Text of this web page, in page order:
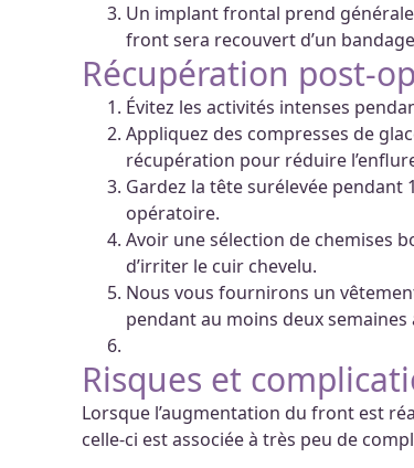
Un implant frontal prend
front sera recouvert d’un
Récupération post-
Évitez les activités intenses
Appliquez des compresses de
récupération pour réduire
Gardez la tête surélevée pendant
opératoire.
Avoir une sélection de chemises
d’irriter le cuir chevelu.
Nous vous fournirons un
pendant au moins deux semaines
Risques et
Lorsque l’augmentation du front est
celle-ci est associée à très peu de